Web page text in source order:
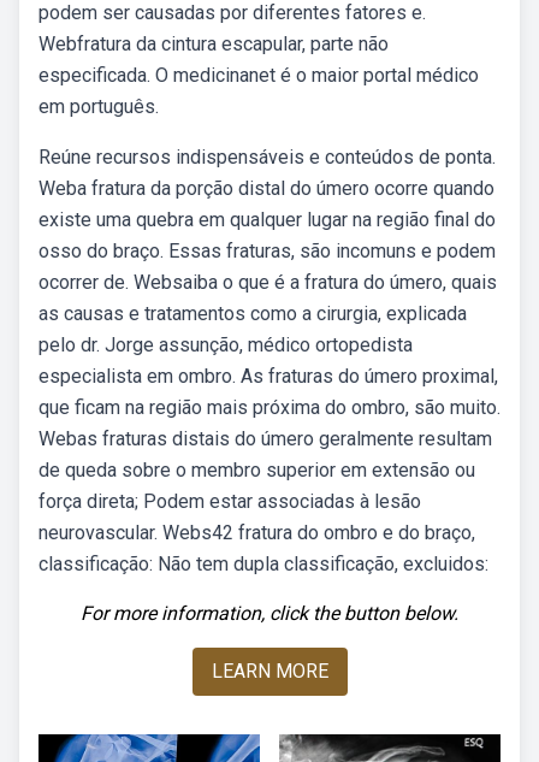
podem ser causadas por diferentes fatores e.
Webfratura da cintura escapular, parte não
especificada. O medicinanet é o maior portal médico
em português.
Reúne recursos indispensáveis e conteúdos de ponta.
Weba fratura da porção distal do úmero ocorre quando
existe uma quebra em qualquer lugar na região final do
osso do braço. Essas fraturas, são incomuns e podem
ocorrer de. Websaiba o que é a fratura do úmero, quais
as causas e tratamentos como a cirurgia, explicada
pelo dr. Jorge assunção, médico ortopedista
especialista em ombro. As fraturas do úmero proximal,
que ficam na região mais próxima do ombro, são muito.
Webas fraturas distais do úmero geralmente resultam
de queda sobre o membro superior em extensão ou
força direta; Podem estar associadas à lesão
neurovascular. Webs42 fratura do ombro e do braço,
classificação: Não tem dupla classificação, excluidos:
For more information, click the button below.
LEARN MORE